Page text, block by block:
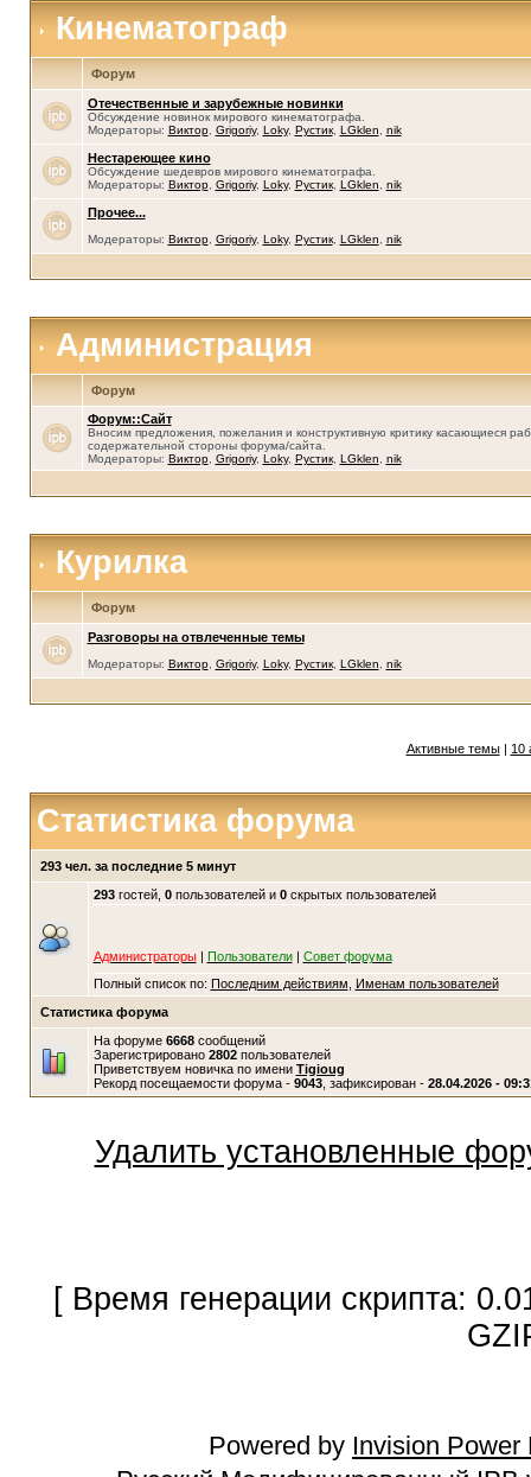
Кинематограф
Форум
Отечественные и зарубежные новинки
Обсуждение новинок мирового кинематографа.
Модераторы: Виктор, Grigoriy, Loky, Рустик, LGklen nik
Нестареющее кино
Обсуждение шедевров мирового кинематографа.
Модераторы: Виктор, Grigoriy, Loky, Рустик, LGklen nik
Прочее...
Модераторы: Виктор, Grigoriy, Loky, Рустик, LGklen nik
Администрация
Форум
Форум::Сайт
Вносим предложения, пожелания и конструктивную критику касающиеся
содержательной стороны форума/сайта.
Модераторы: Виктор, Grigoriy, Loky, Рустик, LGklen nik
Курилка
Форум
Разговоры на отвлеченные темы
Модераторы: Виктор, Grigoriy, Loky, Рустик, LGklen nik
Активные темы| 10
Статистика форума
293 чел. за последние 5 минут
293гостей, 0пользователей и 0скрытых пользователей
Администраторы| Пользователи| Совет форума
Полный список по: Последним действиям
Именам пользователей
Статистика форума
На форуме 6668сообщений
Зарегистрировано 2802пользователей
Приветствуем новичка по имени Tigioug
Рекорд посещаемости форума - 9043, зафиксирован - 28.04.2026 -
Удалить установленные
[ Время генерации скрипта:
Powered by Invision Power